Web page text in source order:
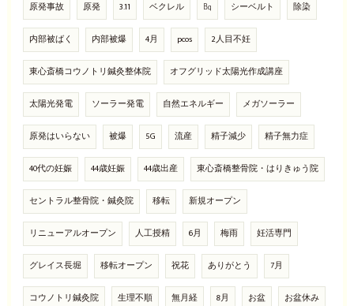
原発事故 原発 3.11 ベクレル ㏃ シーベルト 除染
内部被ばく 内部被爆 4月 pcos 2人目不妊
東心斎橋コウノトリ鍼灸整体院 オフグリッド太陽光作成講座
太陽光発電 ソーラー発電 自然エネルギー メガソーラー
原発はいらない 被爆 5G 流産 精子減少 精子無力症
40代の妊娠 44歳妊娠 44歳出産 東心斎橋整骨院・はりきゅう院
セントラル整骨院・鍼灸院 移転 新規オープン
リニューアルオープン 人工授精 6月 梅雨 妊活専門
グレイス長堀 移転オープン 祝花 ありがとう 7月
コウノトリ鍼灸院 生理不順 無月経 8月 お盆 お盆休み